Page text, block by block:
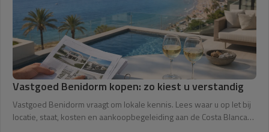
Vastgoed Benidorm kopen: zo kiest u verstandig
Vastgoed Benidorm vraagt om lokale kennis. Lees waar u op let bij
locatie, staat, kosten en aankoopbegeleiding aan de Costa Blanca